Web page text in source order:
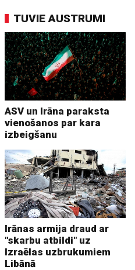
TUVIE AUSTRUMI
ASV un Irāna paraksta
vienošanos par kara
izbeigšanu
Irānas armija draud ar
"skarbu atbildi" uz
Izraēlas uzbrukumiem
Libānā